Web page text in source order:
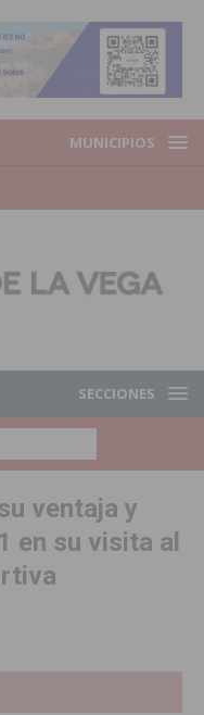
MUNICIPIOS
SECCIONES
ventaja y
en su visita al